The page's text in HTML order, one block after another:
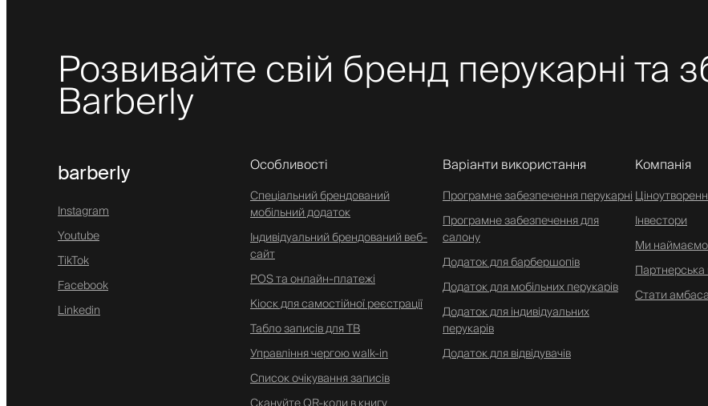
Розвивайте свій бренд перукарні та
Barberly
barberly
Instagram
Youtube
TikTok
Facebook
Linkedin
Особливості
Спеціальний брендований
мобільний додаток
Індивідуальний брендований веб-
сайт
POS та онлайн-платежі
Кіоск для самостійної реєстрації
Табло записів для ТВ
Управління чергою walk-in
Список очікування записів
Варіанти використання
Програмне забезпечення перукарні
Програмне забезпечення для
салону
Додаток для барбершопів
Додаток для мобільних перукарів
Додаток для індивідуальних
перукарів
Додаток для відвідувачів
Компанія
Інвестори
Ми
Стати